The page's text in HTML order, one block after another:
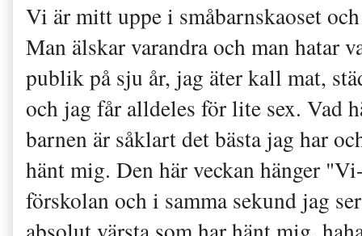
Vi är mitt uppe i småbarnskaoset
Man älskar varandra och man hatar
publik på sju år, jag äter kall mat,
och jag får alldeles för lite sex. Vad
barnen är såklart det bästa jag har
hänt mig. Den här veckan hänger
förskolan och i samma sekund jag